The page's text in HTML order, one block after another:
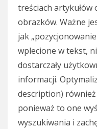
treściach
obrazków. Ważne
jak
wplecione w tekst,
dostarczały
informacji.
description)
ponieważ to one
wyszukiwania i